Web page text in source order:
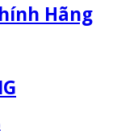
Hãng